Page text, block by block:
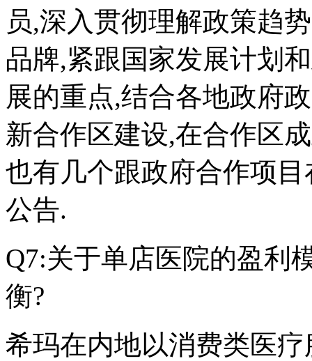
员,深入贯彻理解政策趋
品牌,紧跟国家发展计划
展的重点,结合各地政府
新合作区建设,在合作区
也有几个跟政府合作项
公告.
Q7:关于单店医院的盈利
衡?
希玛在内地以消费类医